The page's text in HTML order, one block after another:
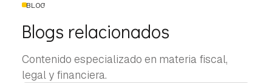
BLOG
Blogs relacionados
Contenido especializado en materia fiscal,
legal y financiera.